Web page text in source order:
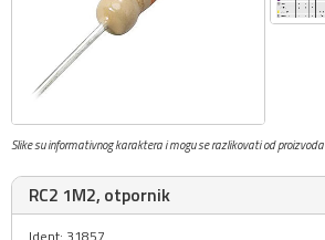
Slike su informativnog karaktera i mogu se razlikovati od proizvoda
RC2 1M2, otpornik